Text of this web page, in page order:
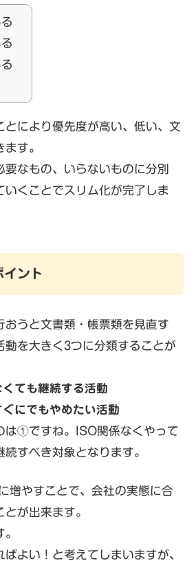
とにより優先度が高い、低い、文
す。
要なもの、いらないものに分別
いくことでスリム化が完了しま
ント
おうと文書類・帳票類を見直す
動を大きく3つに分類することが
ても継続する活動
にでもやめたい活動
は①ですね。ISO関係なくやって
すべき対象となります。
増やすことで、会社の実態に合
が出来ます。
よい！と考えてしまいますが、